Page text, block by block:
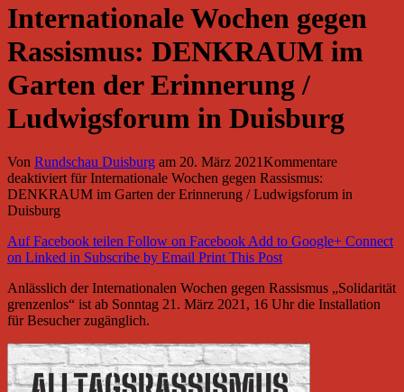
Internationale Wochen gegen
Rassismus: DENKRAUM im
Garten der Erinnerung /
Ludwigsforum in Duisburg
Von Rundschau Duisburg am 20. März 2021Kommentare
deaktiviertfür Internationale Wochen gegen Rassismus:
DENKRAUM im Garten der Erinnerung / Ludwigsforum in
Duisburg
Auf Facebook teilen Follow on FacebookAdd to Google+ Connect
on Linked in Subscribe by Email Print This Post
Anlässlich der Internationalen Wochen gegen Rassismus „Solidarität
grenzenlos“ ist ab Sonntag 21. März 2021, 16 Uhr die Installation
für Besucher zugänglich.